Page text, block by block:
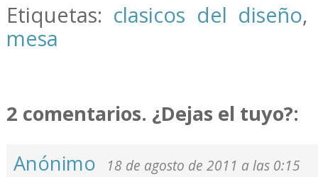
Etiquetas: clasicos del diseño
mesa
2 comentarios. ¿Dejas el tuyo?:
Anónimo
18 de agosto de 2011 a las 0:15